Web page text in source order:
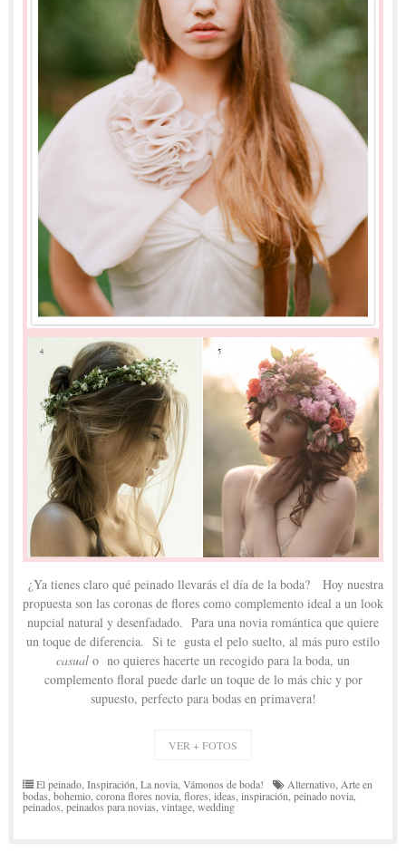
¿Ya tienes claro qué peinado llevarás el día de la boda? Hoy nuestra
propuesta son las coronas de flores como complemento ideal a un look
nupcial natural y desenfadado. Para una novia romántica que quiere
un toque de diferencia. Si te gusta el pelo suelto, al más puro estilo
casual o no quieres hacerte un recogido para la boda, un
complemento floral puede darle un toque de lo más chic y por
supuesto, perfecto para bodas en primavera!
VER + FOTOS
El peinado,Inspiración,La novia,Vámonos de boda! Alternativo,Arte en
bodas,bohemio,corona flores novia,flores,ideas,inspiración,peinado novia,
peinados,peinados para novias,vintage,wedding